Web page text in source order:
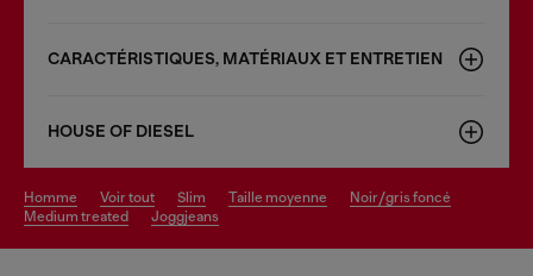
CARACTÉRISTIQUES, MATÉRIAUX ET ENTRETIEN
HOUSE OF DIESEL
homme voir tout slim taille moyenne
noir/gris foncé
medium treated
joggjeans